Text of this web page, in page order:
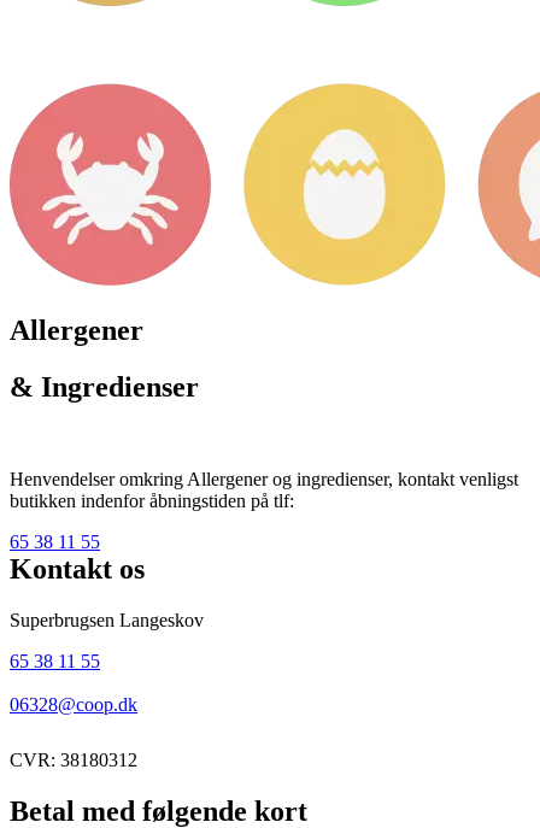
Allergener
& Ingredienser
Henvendelser omkring Allergener og ingredienser, kontakt venligst
butikken indenfor åbningstiden på tlf:
65 38 11 55
Kontakt os
Superbrugsen Langeskov
65 38 11 55
06328@coop.dk
CVR: 38180312
Betal med følgende kort